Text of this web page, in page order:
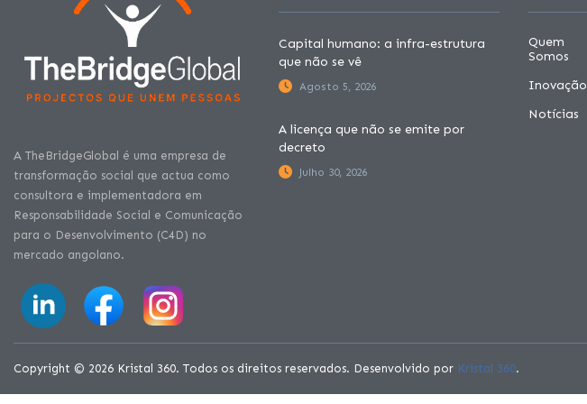
A TheBridgeGlobal é uma empresa de
transformação social que actua como
consultora e implementadora em
Responsabilidade Social e Comunicação
para o Desenvolvimento (C4D) no
mercado angolano.
Capital humano: a infra-estrutura
que não se vê
Agosto 5, 2026
A licença que não se emite por
decreto
Julho 30, 2026
Quem
Somos
Inovação
Notícias
Copyright © 2026 Kristal 360. Todos os direitos reservados. Desenvolvido por Kristal 360.